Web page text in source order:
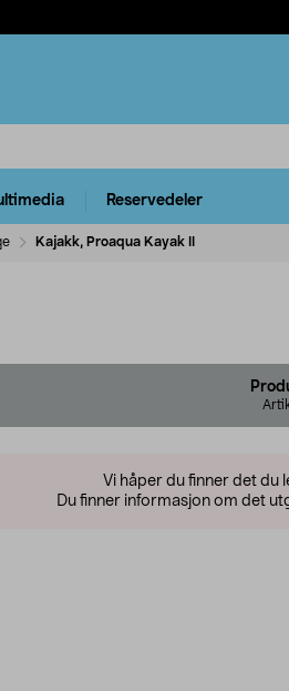
Reservedeler
Kajakk, Proaqua Kayak II
Vi håper du finner det du
Du finner informasjon om det